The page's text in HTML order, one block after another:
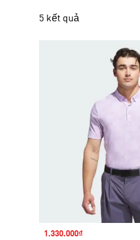
5 kết quả
Sale price
1.330.000₫